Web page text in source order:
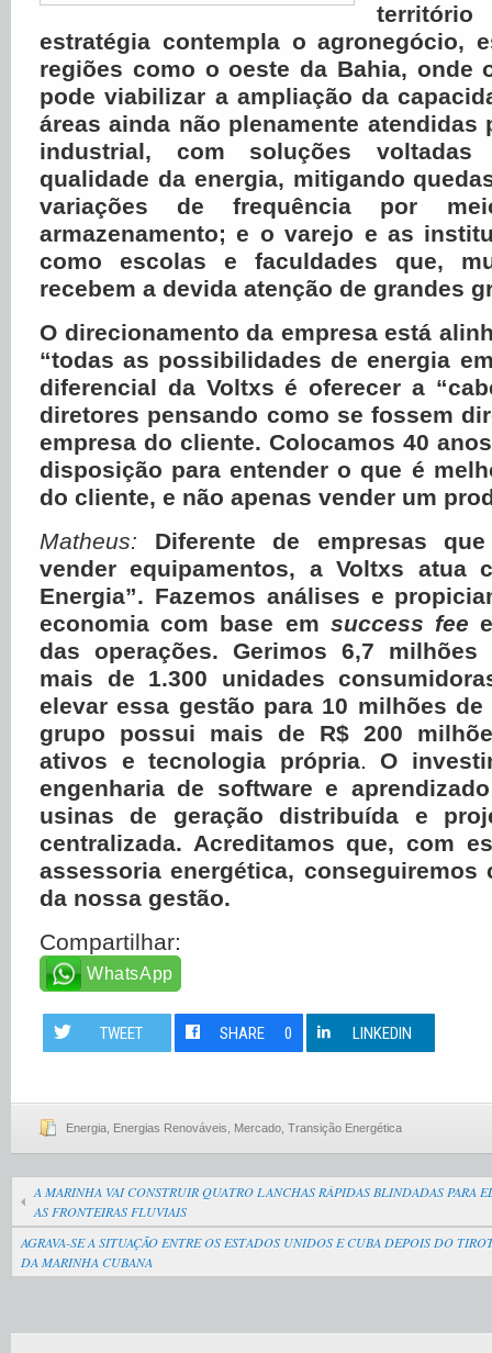
estratégia contempla o agronegócio,
regiões como o oeste da Bahia, onde
pode viabilizar a ampliação da
áreas ainda não plenamente atendidas
industrial, com soluções
qualidade da energia, mitigando
variações de frequência por
armazenamento; e o varejo e as
como escolas e faculdades que,
recebem a devida atenção de grandes
O direcionamento da empresa está
“todas as possibilidades de energia
diferencial da Voltxs é oferecer a
diretores pensando como se fossem
empresa do cliente. Colocamos 40
disposição para entender o que é
do cliente, e não apenas vender um
Matheus:
Diferente de empresas
vender equipamentos, a Voltxs atua
Energia”. Fazemos análises e
economia com base em success fee
das operações. Gerimos 6,7 milhões
mais de 1.300 unidades
elevar essa gestão para 10 milhões
grupo possui mais
de
R$ 200
ativos e tecnologia própria. O
engenharia de software e
usinas de geração distribuída e
centralizada. Acreditamos que, com
assessoria energética, conseguiremos
da nossa gestão.
Compartilhar:
WhatsApp
TWEET SHARE 0 LINKEDIN
Energia Energias Renováveis Mercado Transição Energética
A MARINHA VAI CONSTRUIR QUATRO LANCHAS RÁPIDAS BLINDADAS PARA
AS FRONTEIRAS FLUVIAIS
AGRAVA-SE A SITUAÇÃO ENTRE OS ESTADOS UNIDOS E CUBA DEPOIS DO
DA MARINHA CUBANA